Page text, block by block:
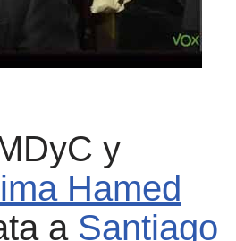
y
Hamed
aSantiago